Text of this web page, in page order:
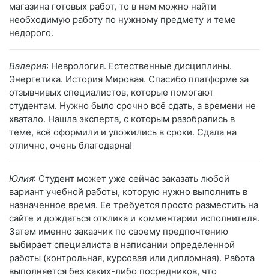
магазина готовых работ, то в нем можно найти
необходимую работу по нужному предмету и теме
недорого.
Валерия: Неврология. Естественные дисциплины.
Энергетика. История Мировая. Спасибо платформе за
отзывчивых специалистов, которые помогают
студентам. Нужно было срочно всё сдать, а времени не
хватало. Нашла эксперта, с которым разобрались в
теме, всё оформили и уложились в сроки. Сдала на
отлично, очень благодарна!
Юлия: Студент может уже сейчас заказать любой
вариант учебной работы, которую нужно выполнить в
назначенное время. Ее требуется просто разместить на
сайте и дождаться отклика и комментарии исполнителя.
Затем именно заказчик по своему предпочтению
выбирает специалиста в написании определенной
работы (контрольная, курсовая или дипломная). Работа
выполняется без каких-либо посредников, что